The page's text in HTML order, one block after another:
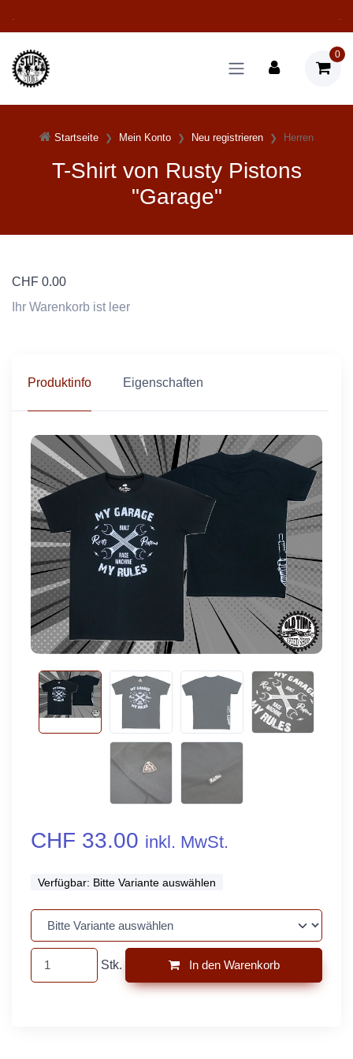
0
Startseite Mein Konto Neu registrieren Herren
T-Shirt von Rusty Pistons
"Garage"
CHF 0.00
Ihr Warenkorb ist leer
Produktinfo Eigenschaften
CHF 33.00 inkl. MwSt.
Verfügbar: Bitte Variante auswählen
Stk. In den Warenkorb